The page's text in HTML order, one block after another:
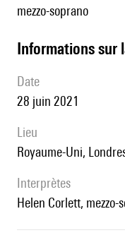
mezzo-soprano
informations sur
date
28 juin 2021
lieu
Royaume-Uni,
interprètes
Helen Corlett, mezzo-